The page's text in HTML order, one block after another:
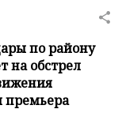
по району
на обстрел
премьера